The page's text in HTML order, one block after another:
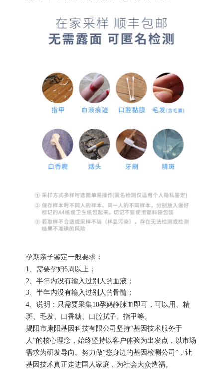
孕期亲子鉴定一般要求：
1、需要孕妇6周以上；
2、半年内没有输入过别人的血液；
3、半年内没有输入过别人的骨髓；
4、说明：只需要采集10孕妈静脉血即可，可以用、精
斑、毛发、口香糖、口腔拭子、指甲等。
揭阳市康阳基因科技有限公司坚持“基因技术服务于
人”的核心理念，始终坚持以客户体验为出发点，以市场
需求为研发导向。努力做“您身边的基因检测公司”，让
基因技术真正走进国人家庭，为社会大众造福。